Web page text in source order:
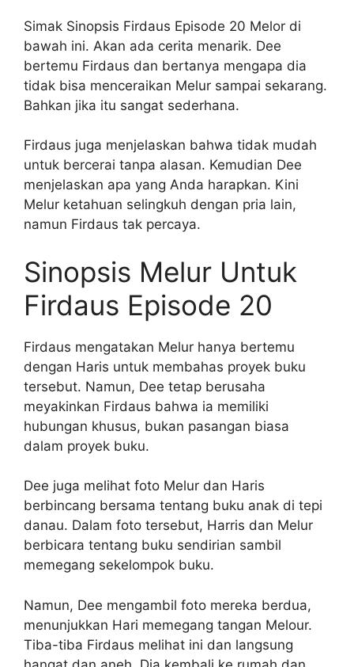
Simak Sinopsis Firdaus Episode 20 Melor di
bawah ini. Akan ada cerita menarik. Dee
bertemu Firdaus dan bertanya mengapa dia
tidak bisa menceraikan Melur sampai sekarang.
Bahkan jika itu sangat sederhana.
Firdaus juga menjelaskan bahwa tidak mudah
untuk bercerai tanpa alasan. Kemudian Dee
menjelaskan apa yang Anda harapkan. Kini
Melur ketahuan selingkuh dengan pria lain,
namun Firdaus tak percaya.
Sinopsis Melur Untuk
Firdaus Episode 20
Firdaus mengatakan Melur hanya bertemu
dengan Haris untuk membahas proyek buku
tersebut. Namun, Dee tetap berusaha
meyakinkan Firdaus bahwa ia memiliki
hubungan khusus, bukan pasangan biasa
dalam proyek buku.
Dee juga melihat foto Melur dan Haris
berbincang bersama tentang buku anak di tepi
danau. Dalam foto tersebut, Harris dan Melur
berbicara tentang buku sendirian sambil
memegang sekelompok buku.
Namun, Dee mengambil foto mereka berdua,
menunjukkan Hari memegang tangan Melour.
Tiba-tiba Firdaus melihat ini dan langsung